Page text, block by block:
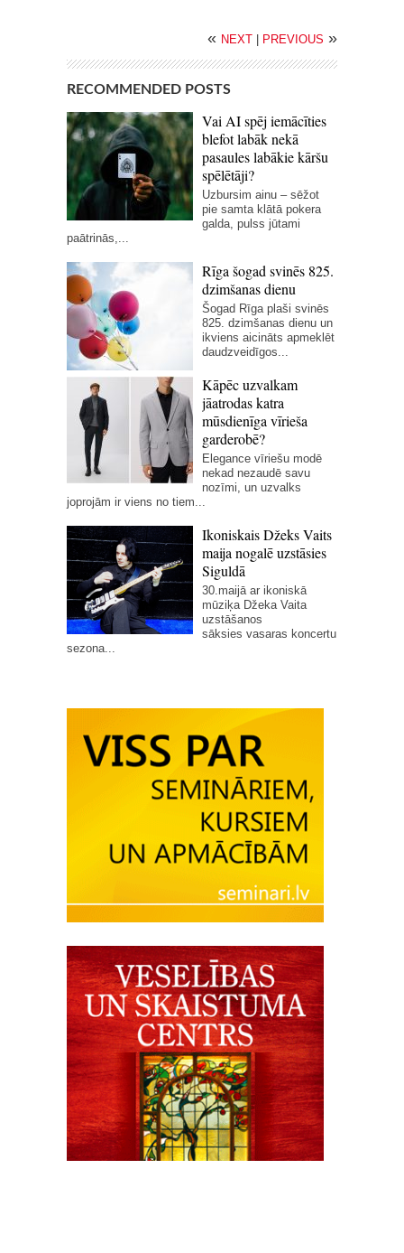
« NEXT | PREVIOUS »
RECOMMENDED POSTS
Vai AI spēj iemācīties
blefot labāk nekā
pasaules labākie kāršu
spēlētāji?
Uzbursim ainu – sēžot
pie samta klātā pokera
galda, pulss jūtami
paātrinās,...
Rīga šogad svinēs 825.
dzimšanas dienu
Šogad Rīga plaši svinēs
825. dzimšanas dienu un
ikviens aicināts apmeklēt
daudzveidīgos...
Kāpēc uzvalkam
jāatrodas katra
mūsdienīga vīrieša
garderobē?
Elegance vīriešu modē
nekad nezaudē savu
nozīmi, un uzvalks
joprojām ir viens no tiem...
Ikoniskais Džeks Vaits
maija nogalē uzstāsies
Siguldā
30.maijā ar ikoniskā
mūziķa Džeka Vaita
uzstāšanos
sāksies vasaras koncertu
sezona...